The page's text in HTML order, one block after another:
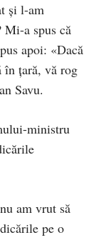
și l-am
Mi-a spus că
apoi: «Dacă
în țară, vă rog
Savu.
ministru
am vrut să
pe o